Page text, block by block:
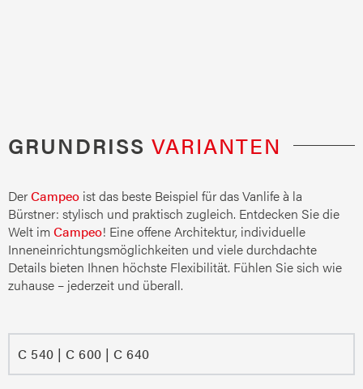
GRUNDRISS VARIANTEN
DerCampeo ist das beste Beispiel für das Vanlife à la
Bürstner: stylisch und praktisch zugleich. Entdecken Sie die
Welt imCampeo! Eine offene Architektur, individuelle
Inneneinrichtungsmöglichkeiten und viele durchdachte
Details bieten Ihnen höchste Flexibilität. Fühlen Sie sich wie
zuhause – jederzeit und überall.
C 540 | C 600 | C 640